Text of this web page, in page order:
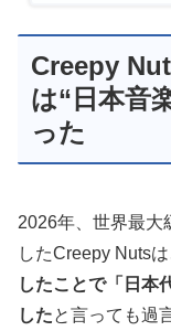
Creepy
は“日本音
った
2026年、世界最大
したCreepy Nutsは
したことで「日本
したと言っても過